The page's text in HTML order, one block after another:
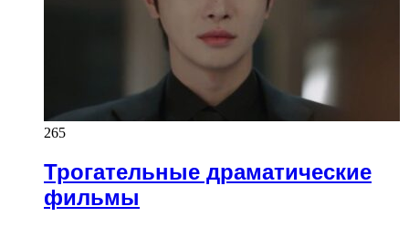
265
Трогательные драматические
фильмы